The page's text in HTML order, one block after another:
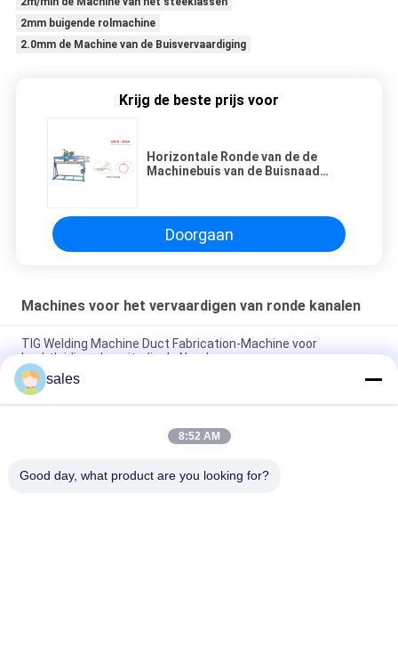
2mm buigende rolmachine
2.0mm de Machine van de Buisvervaardiging
Krijg de beste prijs voor
Horizontale Ronde van de de
Machinebuis van de Buisnaad
Doorgaan
Machines voor het vervaardigen van ronde kanalen
TIG Welding Machine Duct Fabrication-Machine voor
Luchtleidings Longitudinale Naad
Horizontale Ronde van de de Machinebuis van de Buisnaad
Sluitende de Vervaardigingsmachine
Van het de Machinemetaal van de machts de Buigende Rol
sales
8:52 AM
Good day, what product are you looking for?